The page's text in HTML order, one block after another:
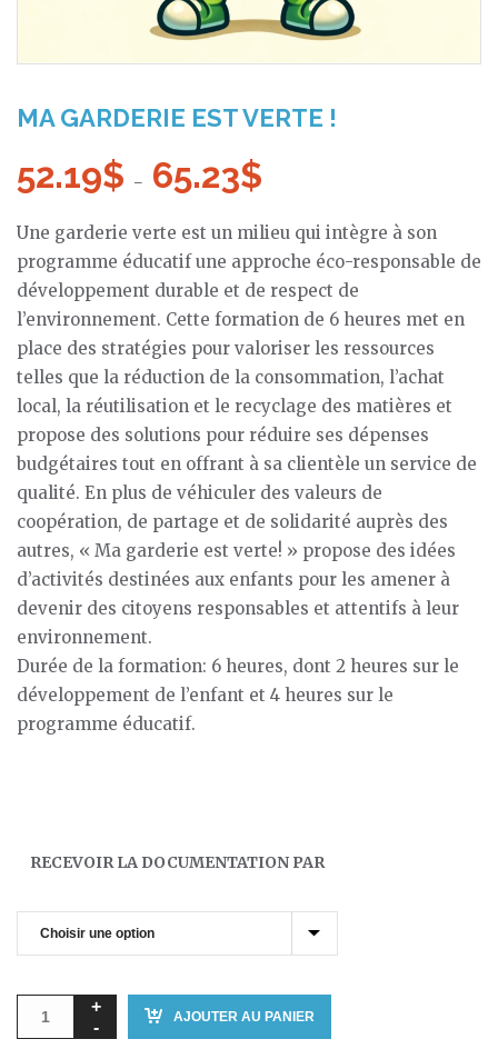
MA GARDERIE EST VERTE !
52.19$ – 65.23$
prix :
52.19$
à
65.23$
Une garderie verte est un milieu qui intègre à son
programme éducatif une approche éco-responsable de
développement durable et de respect de
l’environnement. Cette formation de 6 heures met en
place des stratégies pour valoriser les ressources
telles que la réduction de la consommation, l’achat
local, la réutilisation et le recyclage des matières et
propose des solutions pour réduire ses dépenses
budgétaires tout en offrant à sa clientèle un service de
qualité. En plus de véhiculer des valeurs de
coopération, de partage et de solidarité auprès des
autres, « Ma garderie est verte! » propose des idées
d’activités destinées aux enfants pour les amener à
devenir des citoyens responsables et attentifs à leur
environnement.
Durée de la formation: 6 heures, dont 2 heures sur le
développement de l’enfant et 4 heures sur le
programme éducatif.
RECEVOIR LA DOCUMENTATION PAR
AJOUTER AU PANIER